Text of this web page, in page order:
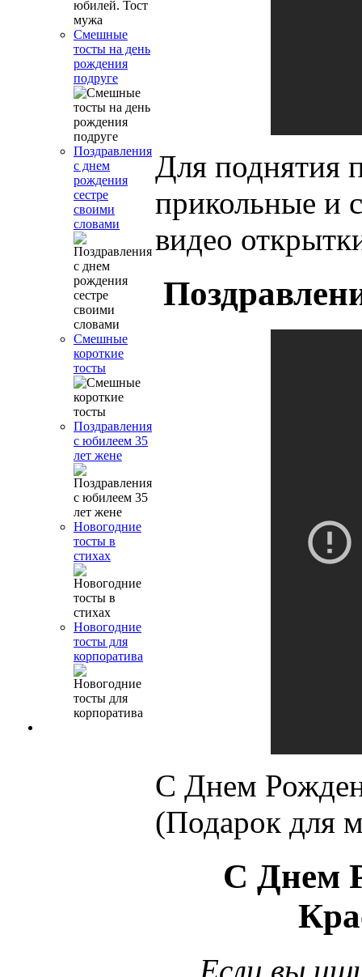
Смешные
тосты на день
рождения
подруге
Поздравления
с днем
рождения
сестре
своими
словами
Смешные
короткие
тосты
Поздравления
с юбилеем 35
лет жене
Новогодние
тосты в
стихах
Новогодние
тосты для
корпоратива
Для поднятия
прикольные и
видео
С Днем
(Подарок для
С Днем
Если вы